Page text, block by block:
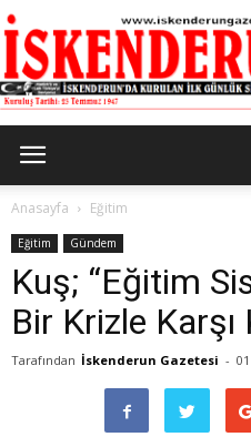
Anasayfa Eğitim
Eğitim Gündem
Kuş; “Eğitim
Bir Krizle Karşı
Tarafından İskenderun Gazetesi -